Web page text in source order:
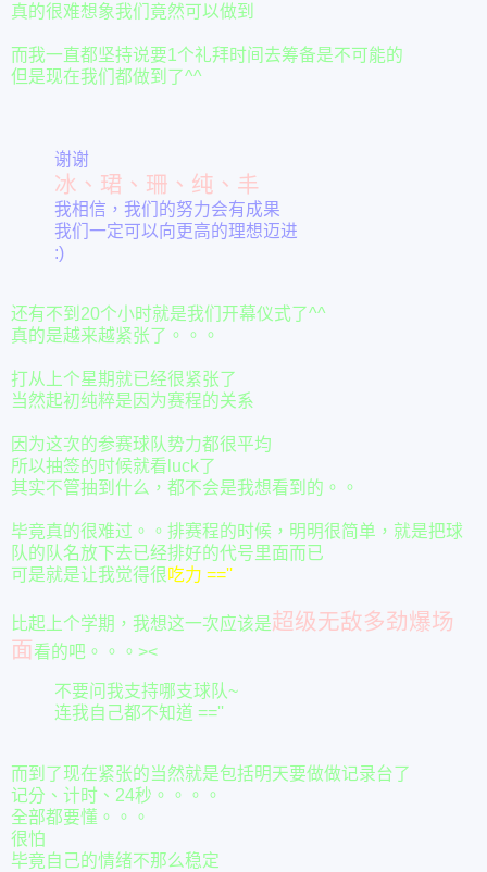
真的很难想象我们竟然可以做到
而我一直都坚持说要1个礼拜时间去筹备是不可能的
但是现在我们都做到了^^
谢谢
冰、珺、珊、纯、丰
我相信，我们的努力会有成果
我们一定可以向更高的理想迈进
:)
还有不到20个小时就是我们开幕仪式了^^
真的是越来越紧张了。。。
打从上个星期就已经很紧张了
当然起初纯粹是因为赛程的关系
因为这次的参赛球队势力都很平均
所以抽签的时候就看luck了
其实不管抽到什么，都不会是我想看到的。。
毕竟真的很难过。。 排赛程的时候，明明很简单，就是把球
队的队名放下去已经排好的代号里面而已
可是就是让我觉得很吃力 ==''
比起上个学期，我想这一次应该是超级无敌多劲爆场
面看的吧。。。><
不要问我支持哪支球队~
连我自己都不知道 ==''
而到了现在紧张的当然就是包括明天要做做记录台了
记分、计时、24秒。。。。
全部都要懂。。。
很怕
毕竟自己的情绪不那么稳定